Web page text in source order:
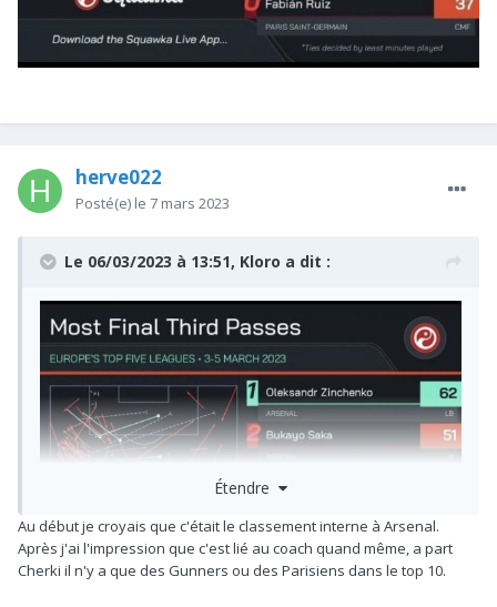
herve022
Posté(e) le 7 mars 2023
Le 06/03/2023 à 13:51, Kloro a dit :
Étendre
Au début je croyais que c'était le classement interne à Arsenal.
Après j'ai l'impression que c'est lié au coach quand même, a part
Cherki il n'y a que des Gunners ou des Parisiens dans le top 10.